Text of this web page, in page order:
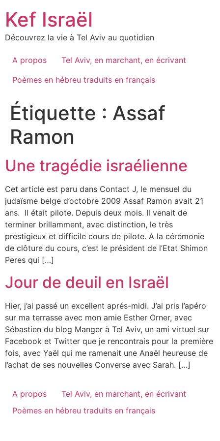
content
Kef Israël
Découvrez la vie à Tel Aviv au quotidien
A propos
Tel Aviv, en marchant, en écrivant
Poèmes en hébreu traduits en français
Étiquette : Assaf
Ramon
Une tragédie israélienne
Cet article est paru dans Contact J, le mensuel du
judaïsme belge d’octobre 2009 Assaf Ramon avait 21
ans. Il était pilote. Depuis deux mois. Il venait de
terminer brillamment, avec distinction, le très
prestigieux et difficile cours de pilote. A la cérémonie
de clôture du cours, c’est le président de l’Etat Shimon
Peres qui […]
Jour de deuil en Israël
Hier, j’ai passé un excellent aprés-midi. J’ai pris l’apéro
sur ma terrasse avec mon amie Esther Orner, avec
Sébastien du blog Manger à Tel Aviv, un ami virtuel sur
Facebook et Twitter que je rencontrais pour la première
fois, avec Yaël qui me ramenait une Anaël heureuse de
l’achat de ses nouvelles Converse avec Sarah. […]
A propos
Tel Aviv, en marchant, en écrivant
Poèmes en hébreu traduits en français